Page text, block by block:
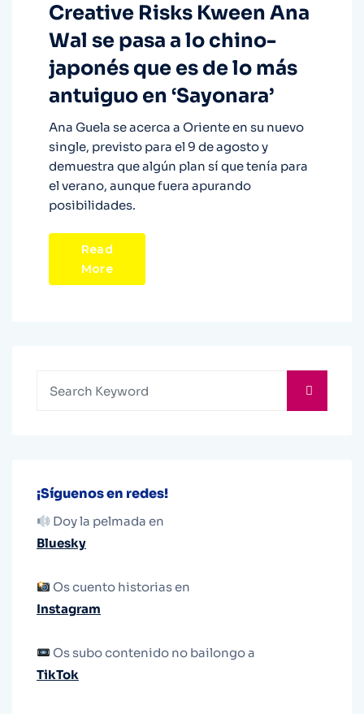
Creative Risks Kween Ana
Wal se pasa a lo chino-
japonés que es de lo más
antuiguo en ‘Sayonara’
Ana Guela se acerca a Oriente en su nuevo
single, previsto para el 9 de agosto y
demuestra que algún plan sí que tenía para
el verano, aunque fuera apurando
posibilidades.
Read
More
¡Síguenos en redes!
Doy la pelmada en
Bluesky
Os cuento historias en
Instagram
Os subo contenido no bailongo a
TikTok